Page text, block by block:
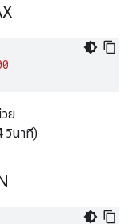
ย
วินาที)